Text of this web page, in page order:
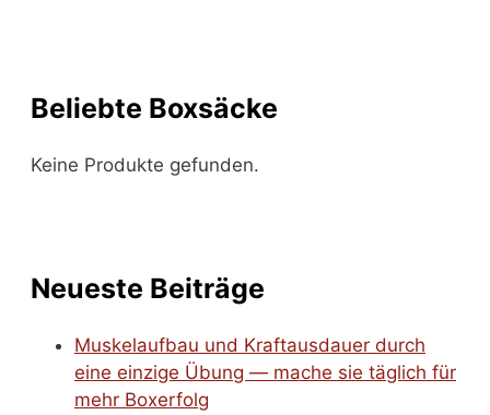
Beliebte Boxsäcke
Keine Produkte gefunden.
Neueste Beiträge
Muskelaufbau und Kraftausdauer durch
eine einzige Übung — mache sie täglich für
mehr Boxerfolg